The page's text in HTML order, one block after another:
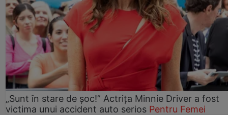
„Sunt în stare de șoc!” Actrița Minnie Driver a fost
victima unui accident auto serios Pentru Femei